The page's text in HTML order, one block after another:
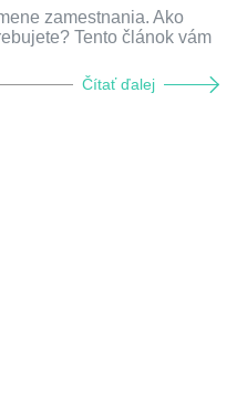
zamestnania. Ako
Tento článok vám
Čítať ďalej